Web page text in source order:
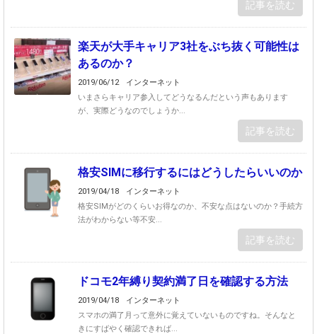
記事を読む
楽天が大手キャリア3社をぶち抜く可能性は
あるのか？
2019/06/12
インターネット
いまさらキャリア参入してどうなるんだという声もあります
が、実際どうなのでしょうか...
記事を読む
格安SIMに移行するにはどうしたらいいのか
2019/04/18
インターネット
格安SIMがどのくらいお得なのか、不安な点はないのか？手続方
法がわからない等不安...
記事を読む
ドコモ2年縛り契約満了日を確認する方法
2019/04/18
インターネット
スマホの満了月って意外に覚えていないものですね。そんなと
きにすばやく確認できれば...